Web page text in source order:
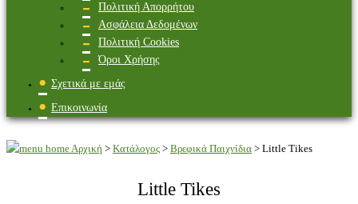
Πολιτική Απορρήτου
Ασφάλεια Δεδομένων
Πολιτική Cookies
Όροι Χρήσης
Σχετικά με εμάς
Επικοινωνία
Αρχική > Κατάλογος > Βρεφικά Παιχνίδια > Little Tikes
Little Tikes